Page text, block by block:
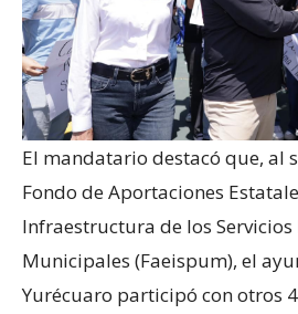
El mandatario destacó que, al
Fondo de Aportaciones
Infraestructura de los Servicios
Municipales (Faeispum), el
Yurécuaro participó con otros